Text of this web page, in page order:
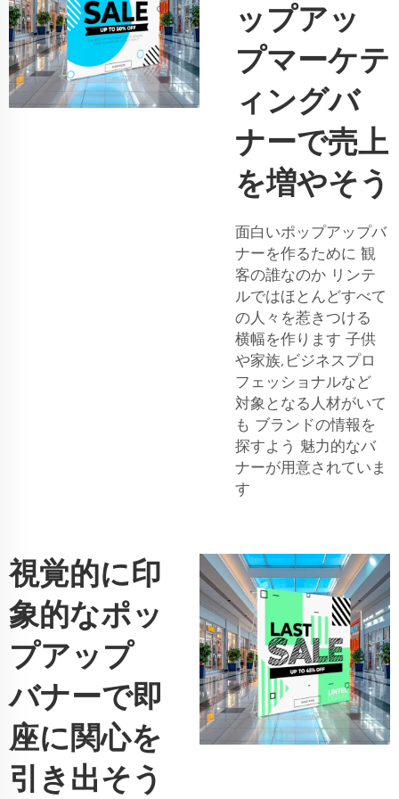
ップアッ
プマーケテ
ィングバ
ナーで売上
を増やそう
面白いポップアップバ
ナーを作るために 観
客の誰なのか リンテ
ルではほとんどすべて
の人々を惹きつける
横幅を作ります 子供
や家族,ビジネスプロ
フェッショナルなど
対象となる人材がいて
も ブランドの情報を
探すよう 魅力的なバ
ナーが用意されていま
す
視覚的に印
象的なポッ
プアップ
バナーで即
座に関心を
引き出そう